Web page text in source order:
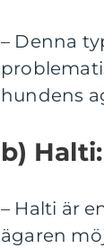
– Denna
hundens
b) Halti:
– Halti är
ägaren